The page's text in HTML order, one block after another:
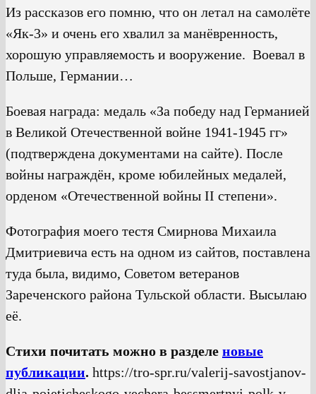
Из рассказов его помню, что он летал на самолёте
«Як-3» и очень его хвалил за манёвренность,
хорошую управляемость и вооружение. Воевал в
Польше, Германии…
Боевая награда: медаль «За победу над Германией
в Великой Отечественной войне 1941-1945 гг»
(подтверждена документами на сайте). После
войны награждён, кроме юбилейных медалей,
орденом «Отечественной войны II степени».
Фотография моего тестя Смирнова Михаила
Дмитриевича есть на одном из сайтов, поставлена
туда была, видимо, Советом ветеранов
Зареченского района Тульской области. Высылаю
её.
Стихи почитать можно в разделе новые
публикации. https://tro-spr.ru/valerij-savostjanov-